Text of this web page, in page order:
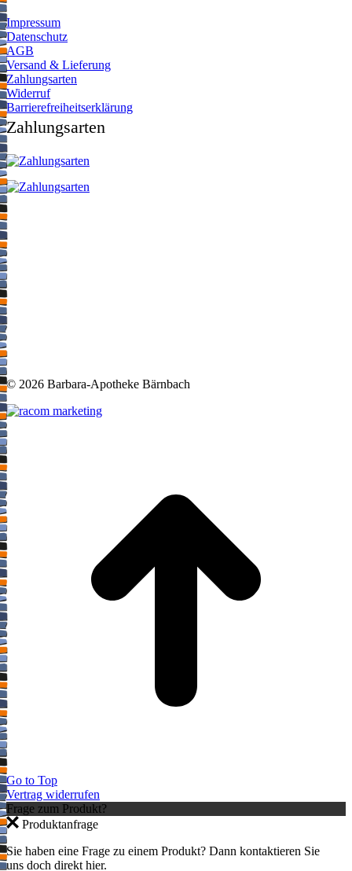
Impressum
Datenschutz
AGB
Versand & Lieferung
Zahlungsarten
Widerruf
Barrierefreiheitserklärung
Zahlungsarten
© 2026 Barbara-Apotheke Bärnbach
Go to Top
Vertrag widerrufen
Frage zum Produkt?
Produktanfrage
Sie haben eine Frage zu einem Produkt? Dann kontaktieren Sie
uns doch direkt hier.